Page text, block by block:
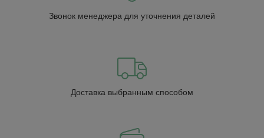
Звонок менеджера для уточнения деталей
Доставка выбранным способом